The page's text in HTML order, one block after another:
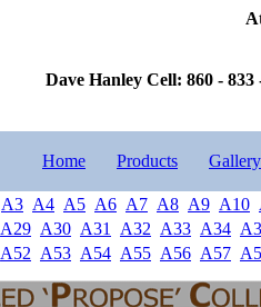
Dave Hanley Cell: 860 - 833
Home Products Gallery
A3 A4 A5 A6 A7 A8 A9 A10
A29 A30 A31 A32 A33 A34
A52 A53 A54 A55 A56 A57